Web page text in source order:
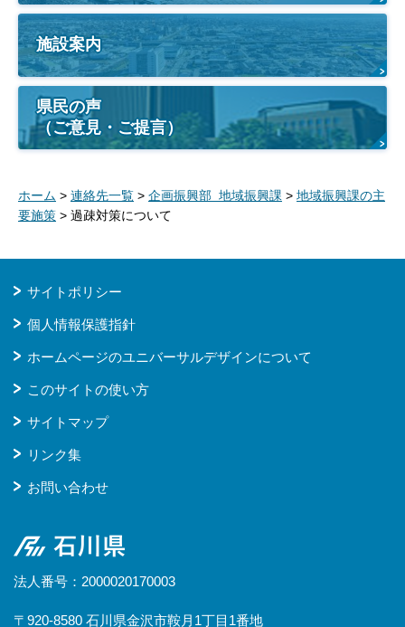
施設案内
県民の声
（ご意見・ご提言）
ホーム > 連絡先一覧 > 企画振興部 地域振興課 > 地域振興課の主
要施策 > 過疎対策について
サイトポリシー
個人情報保護指針
ホームページのユニバーサルデザインについて
このサイトの使い方
サイトマップ
リンク集
お問い合わせ
石川県
法人番号：2000020170003
〒920-8580 石川県金沢市鞍月1丁目1番地